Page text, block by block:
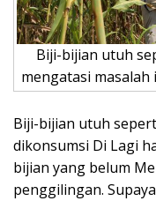
Biji-bijian utuh
mengatasi masalah
Biji-bijian utuh
dikonsumsi Di Lagi
bijian yang belum
penggilingan.